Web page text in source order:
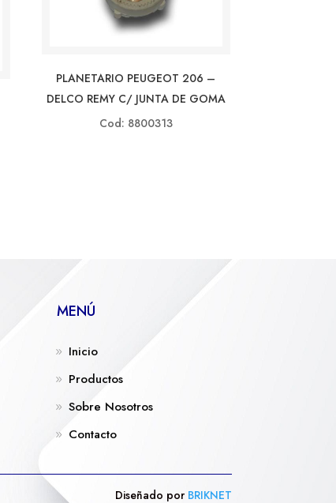
PLANETARIO PEUGEOT 206 –
DELCO REMY C/ JUNTA DE GOMA
Cod: 8800313
MENÚ
Inicio
Productos
Sobre Nosotros
Contacto
Diseñado por BRIKNET